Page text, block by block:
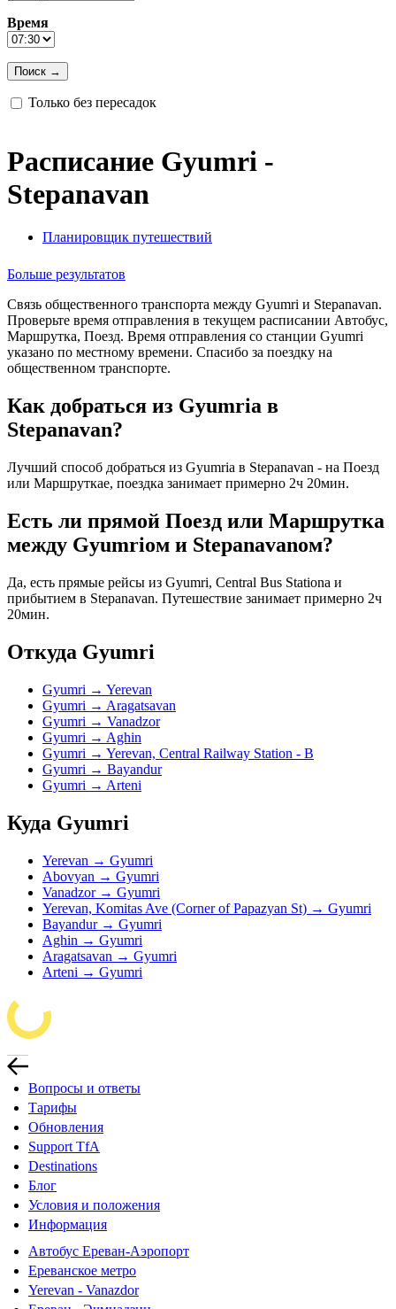
Время
Только без пересадок
Расписание Gyumri -
Stepanavan
Планировщик путешествий
Больше результатов
Связь общественного транспорта между Gyumri и Stepanavan.
Проверьте время отправления в текущем расписании Автобус,
Маршрутка, Поезд. Время отправления со станции Gyumri
указано по местному времени. Спасибо за поездку на
общественном транспорте.
Как добраться из Gyumriа в
Stepanavan?
Лучший способ добраться из Gyumriа в Stepanavan - на Поезд
или Маршруткае, поездка занимает примерно 2ч 20мин.
Есть ли прямой Поезд или Маршрутка
между Gyumriом и Stepanavanом?
Да, есть прямые рейсы из Gyumri, Central Bus Stationа и
прибытием в Stepanavan. Путешествие занимает примерно 2ч
20мин.
Откуда Gyumri
Gyumri → Yerevan
Gyumri → Aragatsavan
Gyumri → Vanadzor
Gyumri → Aghin
Gyumri → Yerevan, Central Railway Station - B
Gyumri → Bayandur
Gyumri → Arteni
Куда Gyumri
Yerevan → Gyumri
Abovyan → Gyumri
Vanadzor → Gyumri
Yerevan, Komitas Ave (Corner of Papazyan St) → Gyumri
Bayandur → Gyumri
Aghin → Gyumri
Aragatsavan → Gyumri
Arteni → Gyumri
Вопросы и ответы
Тарифы
Обновления
Support TfA
Destinations
Блог
Условия и положения
Информация
Автобус Ереван-Аэропорт
Ереванское метро
Yerevan - Vanazdor